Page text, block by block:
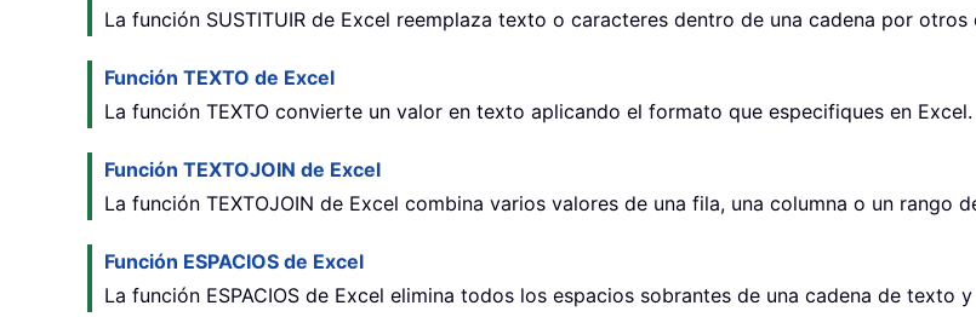
La función SUSTITUIR de Excel reemplaza texto o caracteres dentro de una cadena por otros
Función TEXTO de Excel
La función TEXTO convierte un valor en texto aplicando el formato que especifiques en Excel.
Función TEXTOJOIN de Excel
La función TEXTOJOIN de Excel combina varios valores de una fila, una columna o un rango
Función ESPACIOS de Excel
La función ESPACIOS de Excel elimina todos los espacios sobrantes de una cadena de texto